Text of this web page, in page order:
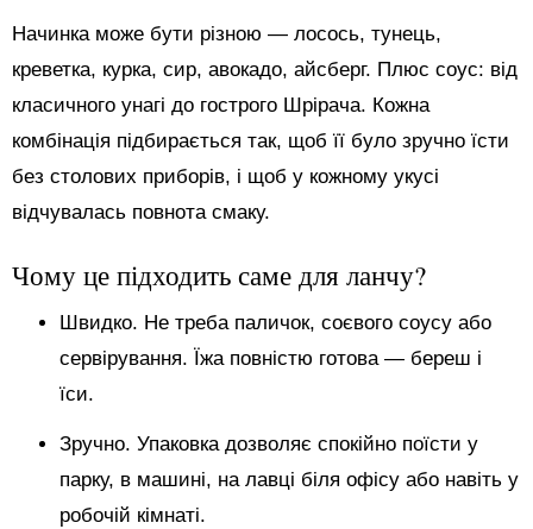
Начинка може бути різною — лосось, тунець,
креветка, курка, сир, авокадо, айсберг. Плюс соус: від
класичного унагі до гострого Шрірача. Кожна
комбінація підбирається так, щоб її було зручно їсти
без столових приборів, і щоб у кожному укусі
відчувалась повнота смаку.
Чому це підходить саме для ланчу?
Швидко. Не треба паличок, соєвого соусу або
сервірування. Їжа повністю готова — береш і
їси.
Зручно. Упаковка дозволяє спокійно поїсти у
парку, в машині, на лавці біля офісу або навіть у
робочій кімнаті.